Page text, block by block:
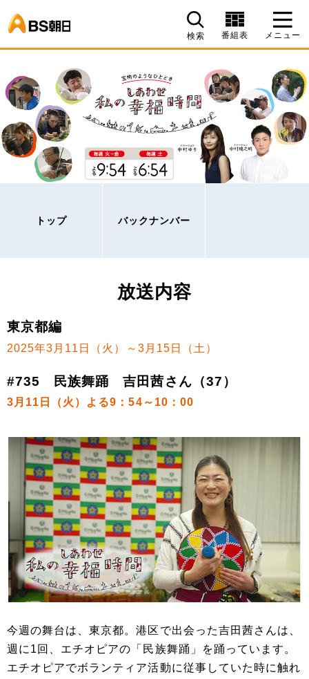
検索 番組表 メニュー
トップ バックナンバー
放送内容
東京都編
2025年3月11日（火）～3月15日（土）
#735 民族舞踊 吉田茜さん（37）
3月11日（火）よる9：54～10：00
今週の舞台は、東京都。港区で出会った吉田茜さんは、
週に1回、エチオピアの「民族舞踊」を踊っています。
エチオピアでボランティア活動に従事していた時に触れ